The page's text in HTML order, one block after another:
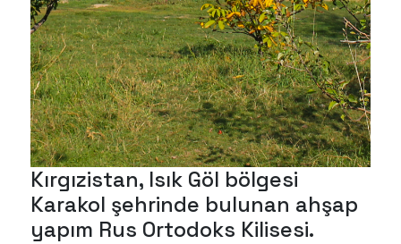
Kırgızistan, Isık Göl bölgesi
Karakol şehrinde bulunan ahşap
yapım Rus Ortodoks Kilisesi.